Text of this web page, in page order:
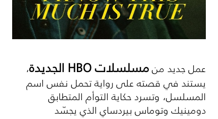
عمل جديد منمسلسلاتHBO الجديدة،
يستند في قصته على رواية تحمل نفس اسم
المسلسل، وتسرد حكاية التوأم المتطابق
دومينيك وتوماس بيردساي الذي يجسّد